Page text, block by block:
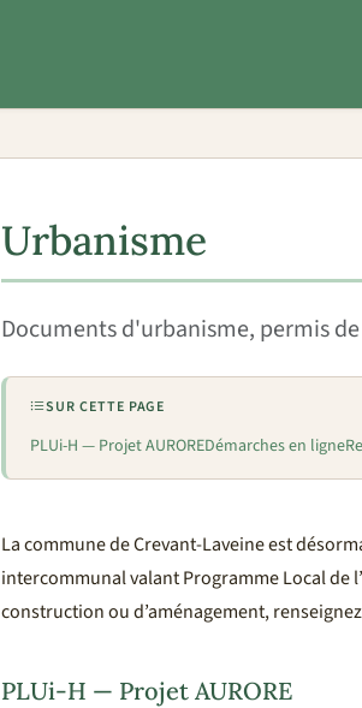
Urbanisme
Documents d'urbanisme, permis
SUR CETTE PAGE
PLUi-H — Projet AUROREDémarches en ligne
La commune de Crevant-Laveine est
intercommunal valant Programme Local de
construction ou d’aménagement,
PLUi-H — Projet AURORE